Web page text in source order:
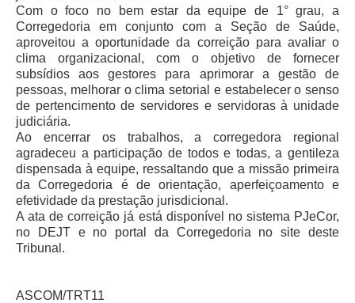
Revistas
Manuais do CNJ
Estrutura Organizacional
Protocolos de Julgamento
Ouvidoria
Faça sua Manifestação
Acompanhe sua manifestação
Ouvidoria Da Mulher
Relatórios Estatísticos
Com o foco no bem estar da equipe de 1° grau, a
Corregedoria em conjunto com a Seção de Saúde,
aproveitou a oportunidade da correição para avaliar o
clima organizacional, com o objetivo de fornecer
subsídios aos gestores para aprimorar a gestão de
pessoas, melhorar o clima setorial e estabelecer o senso
de pertencimento de servidores e servidoras à unidade
judiciária.
Ao encerrar os trabalhos, a corregedora regional
agradeceu a participação de todos e todas, a gentileza
dispensada à equipe, ressaltando que a missão primeira
da Corregedoria é de orientação, aperfeiçoamento e
efetividade da prestação jurisdicional.
A ata de correição já está disponível no sistema PJeCor,
no DEJT e no portal da Corregedoria no site deste
Tribunal.
ASCOM/TRT11